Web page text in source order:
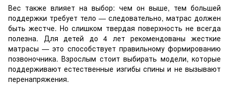
Вес также влияет на выбор: чем он выше, тем большей
поддержки требует тело — следовательно, матрас должен
быть жестче. Но слишком твердая поверхность не всегда
полезна. Для детей до 4 лет рекомендованы жесткие
матрасы — это способствует правильному формированию
позвоночника. Взрослым стоит выбирать модели, которые
поддерживают естественные изгибы спины и не вызывают
перенапряжения.